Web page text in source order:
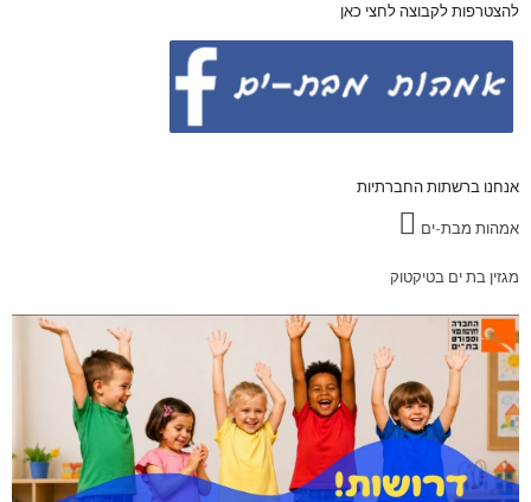
להצטרפות לקבוצה לחצי כאן
אנחנו ברשתות החברתיות
אמהות מבת-ים
מגזין בת ים בטיקטוק